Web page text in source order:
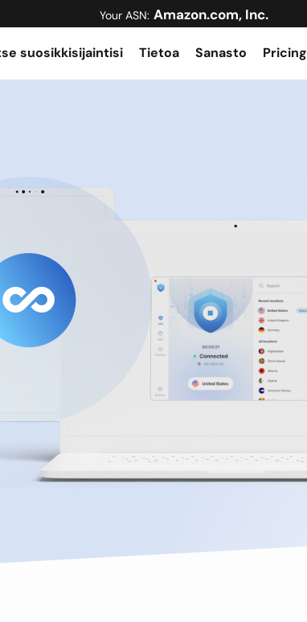
Your ASN: Amazon.com, Inc.
suosikkisijaintisi Tietoa Sanasto Pricing